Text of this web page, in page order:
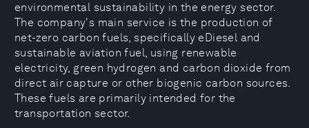
environmental sustainability in the energy sector.
The company's main service is the production of
net-zero carbon fuels, specifically eDiesel and
sustainable aviation fuel, using renewable
electricity, green hydrogen and carbon dioxide from
direct air capture or other biogenic carbon sources.
These fuels are primarily intended for the
transportation sector.